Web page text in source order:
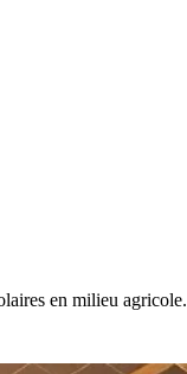
en milieu agricole.